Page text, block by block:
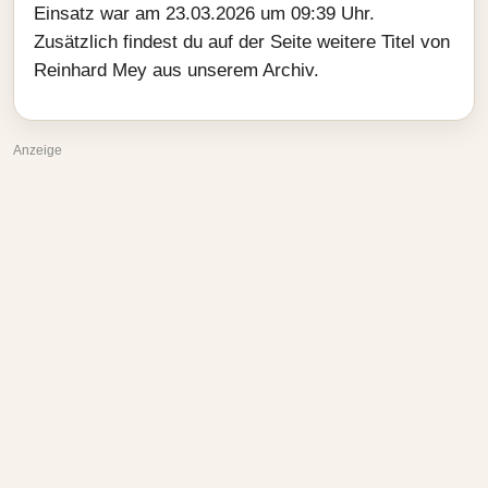
Einsatz war am 23.03.2026 um 09:39 Uhr.
Zusätzlich findest du auf der Seite weitere Titel von
Reinhard Mey aus unserem Archiv.
Anzeige